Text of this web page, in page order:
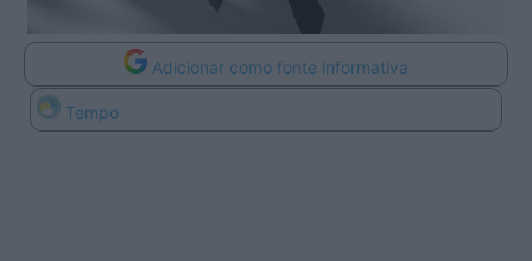
Adicionar como fonte informativa
Tempo